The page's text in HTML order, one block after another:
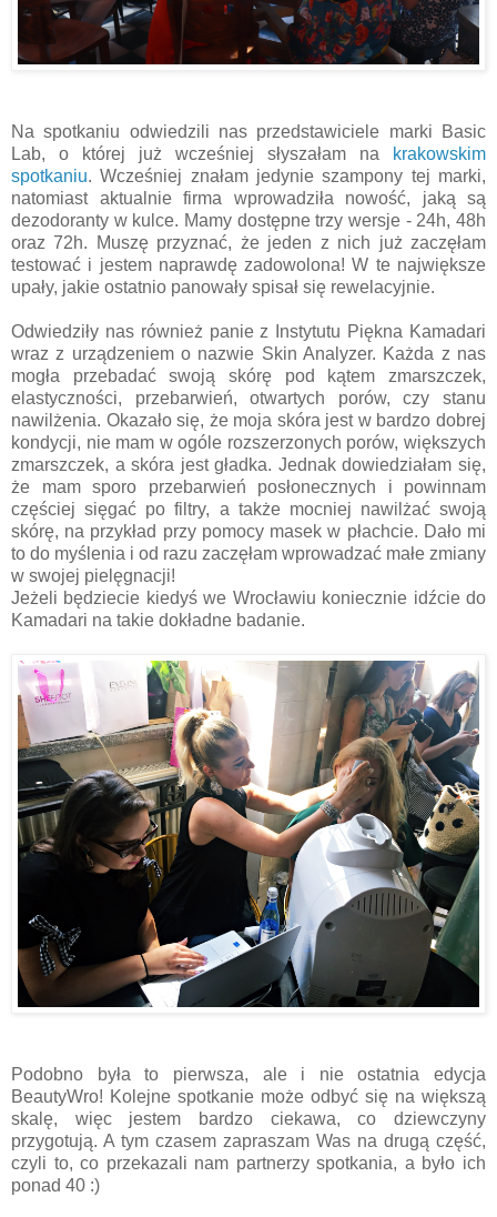
Na spotkaniu odwiedzili nas przedstawiciele marki Basic
Lab, o której już wcześniej słyszałam na
krakowskim
spotkaniu. Wcześniej znałam jedynie szampony tej marki,
natomiast aktualnie firma wprowadziła nowość, jaką są
dezodoranty w kulce. Mamy dostępne trzy wersje - 24h, 48h
oraz 72h. Muszę przyznać, że jeden z nich już zaczęłam
testować i jestem naprawdę zadowolona! W te największe
upały, jakie ostatnio panowały spisał się rewelacyjnie.
Odwiedziły nas również panie z Instytutu Piękna Kamadari
wraz z urządzeniem o nazwie Skin Analyzer. Każda z nas
mogła przebadać swoją skórę pod kątem zmarszczek,
elastyczności, przebarwień, otwartych porów, czy stanu
nawilżenia. Okazało się, że moja skóra jest w bardzo dobrej
kondycji, nie mam w ogóle rozszerzonych porów, większych
zmarszczek, a skóra jest gładka. Jednak dowiedziałam się,
że mam sporo przebarwień posłonecznych i powinnam
częściej sięgać po filtry, a także mocniej nawilżać swoją
skórę, na przykład przy pomocy masek w płachcie. Dało mi
to do myślenia i od razu zaczęłam wprowadzać małe zmiany
w swojej pielęgnacji!
Jeżeli będziecie kiedyś we Wrocławiu koniecznie idźcie do
Kamadari na takie dokładne badanie.
Podobno była to pierwsza, ale i nie ostatnia edycja
BeautyWro! Kolejne spotkanie może odbyć się na większą
skalę, więc jestem bardzo ciekawa, co dziewczyny
przygotują. A tym czasem zapraszam Was na drugą część,
czyli to, co przekazali nam partnerzy spotkania, a było ich
ponad 40 :)